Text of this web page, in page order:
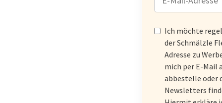
MAIL-
Ich möchte
der Schmälzle
Adresse zu
mich per E-Mail
abbestelle oder
Newsletters